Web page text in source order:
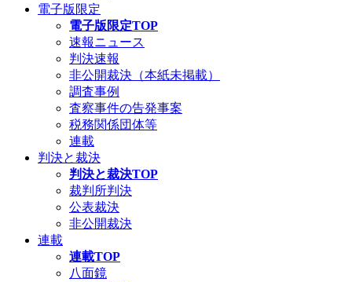
電子版限定
電子版限定TOP
速報ニュース
判決速報
非公開裁決（本紙未掲載）
調査事例
査察事件の告発事案
税務関係団体等
連載
判決と裁決
判決と裁決TOP
裁判所判決
公表裁決
非公開裁決
連載
連載TOP
八面鏡